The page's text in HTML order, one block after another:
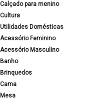
Calçado para menino
Cultura
Utilidades Domésticas
Acessório Feminino
Acessório Masculino
Banho
Brinquedos
Cama
Mesa